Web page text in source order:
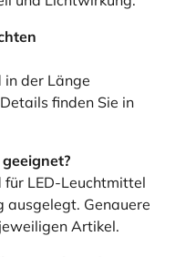
in der Länge
finden Sie in
für LED-Leuchtmittel
ausgelegt. Genauere
Artikel.